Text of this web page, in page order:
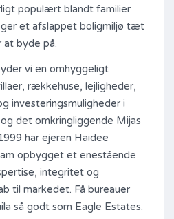
populært blandt familier
et afslappet boligmiljø tæt
at byde på.
vi en omhyggeligt
rækkehuse, lejligheder,
investeringsmuligheder i
det omkringliggende Mijas
har ejeren Haidee
opbygget et enestående
integritet og
til markedet. Få bureauer
så godt som Eagle Estates.